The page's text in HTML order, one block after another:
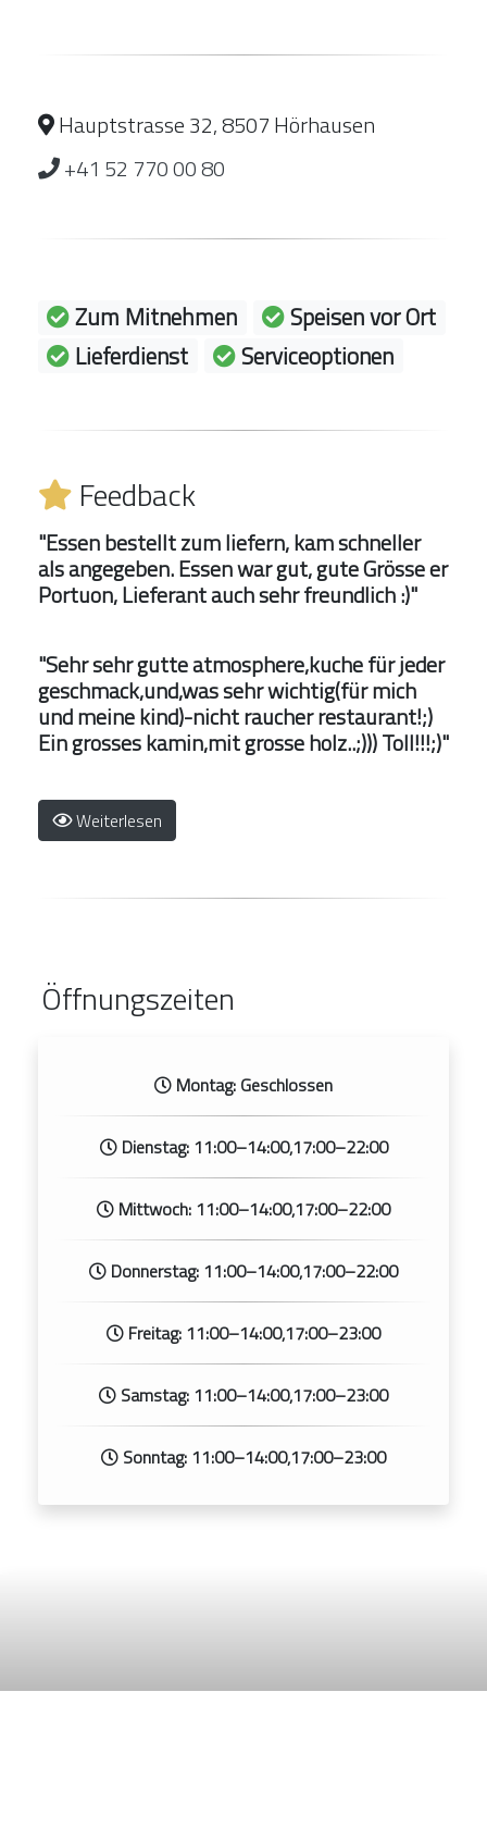
Hauptstrasse 32, 8507 Hörhausen
+41 52 770 00 80
Zum Mitnehmen
Speisen vor Ort
Lieferdienst
Serviceoptionen
Feedback
"Essen bestellt zum liefern, kam schneller
als angegeben. Essen war gut, gute Grösse er
Portuon, Lieferant auch sehr freundlich :)"
"Sehr sehr gutte atmosphere,kuche für jeder
geschmack,und,was sehr wichtig(für mich
und meine kind)-nicht raucher restaurant!;)
Ein grosses kamin,mit grosse holz..;))) Toll!!!;)"
Weiterlesen
Öffnungszeiten
Montag: Geschlossen
Dienstag: 11:00–14:00,17:00–22:00
Mittwoch: 11:00–14:00,17:00–22:00
Donnerstag: 11:00–14:00,17:00–22:00
Freitag: 11:00–14:00,17:00–23:00
Samstag: 11:00–14:00,17:00–23:00
Sonntag: 11:00–14:00,17:00–23:00